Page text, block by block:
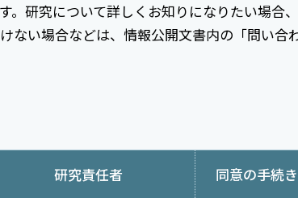
。研究について詳しくお知りになりたい場合
ない場合などは、情報公開文書内の「問い合
研究責任者 同意の手続き